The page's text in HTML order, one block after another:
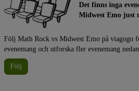
Det finns inga
Midwest Emo just
Följ Math Rock vs Midwest Emo på viagogo
evenemang och utforska fler evenemang nedan.
Följ